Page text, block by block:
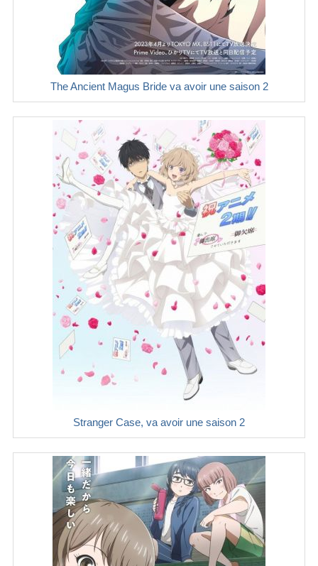
The Ancient Magus Bride va avoir une saison 2
Stranger Case, va avoir une saison 2